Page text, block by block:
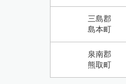
三島郡
島本町
泉南郡
熊取町